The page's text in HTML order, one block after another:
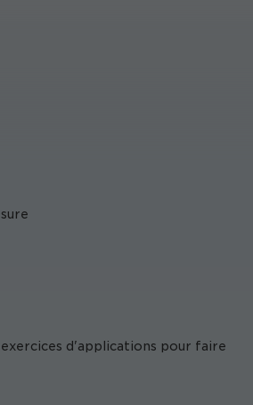
d'applications pour faire